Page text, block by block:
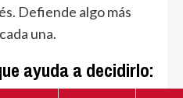
Defiende algo más
una.
ayuda a decidirlo: